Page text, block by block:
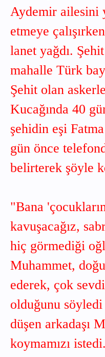
Aydemir ailesini
etmeye
lanet yağdı.
mahalle Türk
Şehit olan
Kucağında 40
şehidin eşi
gün önce
belirterek şöyle
"Bana
kavuşacağız,
hiç görmediği
Muhammet,
ederek, çok
olduğunu
düşen arkadaşı
koymamızı